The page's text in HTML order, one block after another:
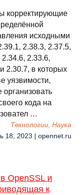
корректирующие
исходными
2.38.3, 2.37.5,
2.33.6,
2.30.7, в которых
уязвимости,
кода на
…
Технологии, Наука
18, 2023 | opennet.ru
OpenSSL и
к